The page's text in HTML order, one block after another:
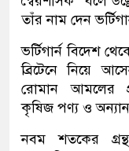
তাঁর নাম দেন
ভর্টিগার্ন বিদেশ
ব্রিটেনে নিয়ে
রোমান আমলের
কৃষিজ পণ্য ও
নবম শতকের